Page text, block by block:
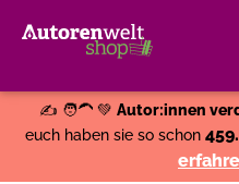
✍️ 🧑‍🦱 💚 Autor:innen
euch haben sie so schon